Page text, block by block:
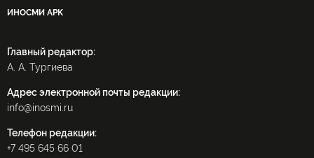
ИНОСМИ APK
Главный редактор:
А. А. Тургиева
Адрес электронной почты редакции:
info@inosmi.ru
Телефон редакции:
+7 495 645 66 01